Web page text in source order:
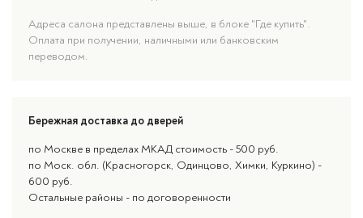
Адреса салона представлены выше, в блоке "Где купить".
Оплата при получении, наличными или банковским
переводом.
Бережная доставка до дверей
по Москве в пределах МКАД стоимость - 500 руб.
по Моск. обл. (Красногорск, Одинцово, Химки, Куркино) -
600 руб.
Остальные районы - по договоренности